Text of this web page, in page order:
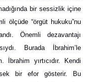
bir sessizlik içine
ölçüde “örgüt hukuku”nu
Önemli dezavantajı
Burada İbrahim’le
yırtıcıdır. Kendi
bir efor gösterir. Bu